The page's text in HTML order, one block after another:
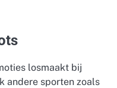
losmaakt bij
andere sporten zoals